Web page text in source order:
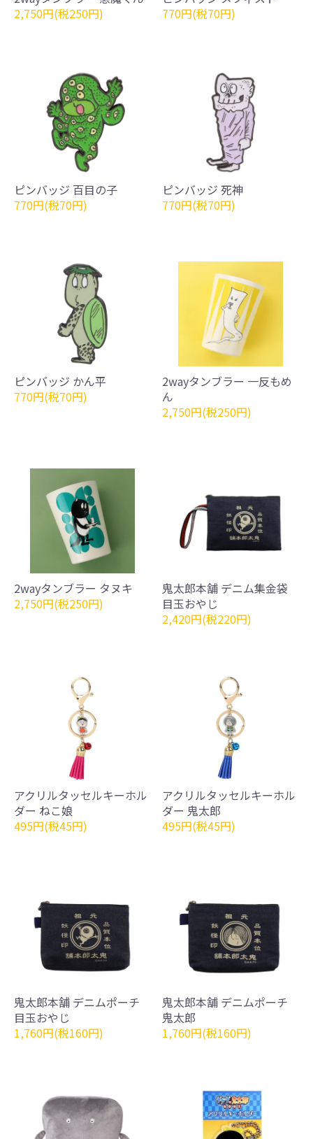
2,750円(税250円)
770円(税70円)
ピンバッジ 百目の子
770円(税70円)
ピンバッジ 死神
770円(税70円)
ピンバッジ かん平
770円(税70円)
2wayタンブラー 一反もめ
ん
2,750円(税250円)
2wayタンブラー タヌキ
2,750円(税250円)
鬼太郎本舗 デニム集金袋
目玉おやじ
2,420円(税220円)
アクリルタッセルキーホル
ダー ねこ娘
495円(税45円)
アクリルタッセルキーホル
ダー 鬼太郎
495円(税45円)
鬼太郎本舗 デニムポーチ
目玉おやじ
1,760円(税160円)
鬼太郎本舗 デニムポーチ
鬼太郎
1,760円(税160円)